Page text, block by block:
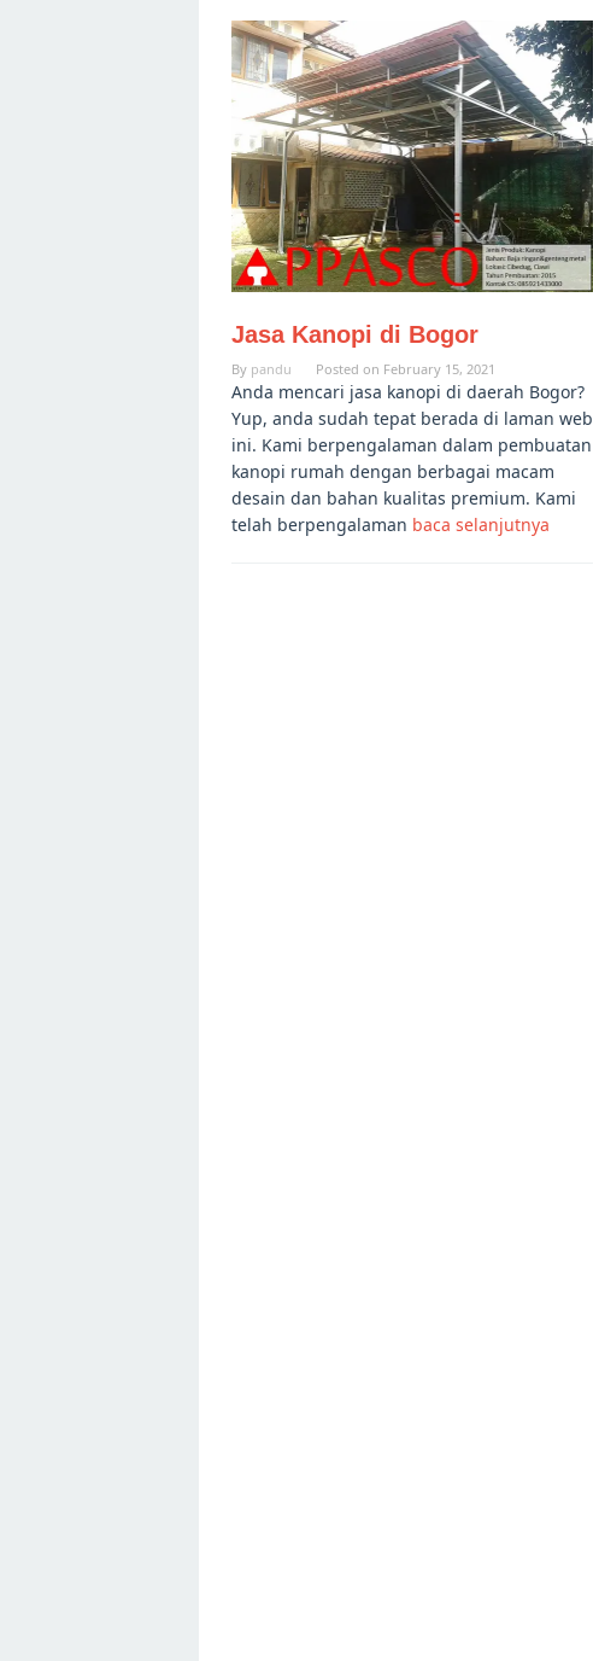
Jasa Kanopi di Bogor
By pandu Posted on February 15, 2021
Anda mencari jasa kanopi di daerah Bogor?
Yup, anda sudah tepat berada di laman web
ini. Kami berpengalaman dalam pembuatan
kanopi rumah dengan berbagai macam
desain dan bahan kualitas premium. Kami
telah berpengalaman baca selanjutnya